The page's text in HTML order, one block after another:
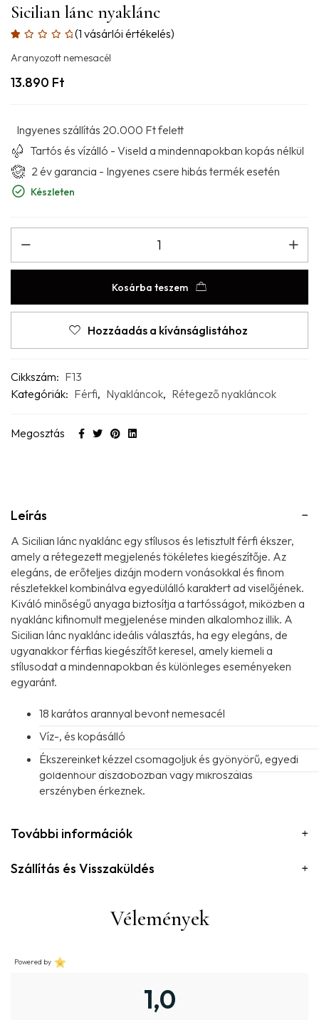
Sicilian lánc nyaklánc
(1 vásárlói értékelés)
Aranyozott nemesacél
13.890 Ft
Ingyenes szállítás 20.000 Ft felett
Tartós és vízálló - Viseld a mindennapokban kopás nélkül
2 év garancia - Ingyenes csere hibás termék esetén
Készleten
Kosárba teszem
Hozzáadás a kívánságlistához
Cikkszám: F13
Kategóriák: Férfi, Nyakláncok, Rétegező nyakláncok
Megosztás
Leírás
A Sicilian lánc nyaklánc egy stílusos és letisztult férfi ékszer,
amely a rétegezett megjelenés tökéletes kiegészítője. Az
elegáns, de erőteljes dizájn modern vonásokkal és finom
részletekkel kombinálva egyedülálló karaktert ad viselőjének.
Kiváló minőségű anyaga biztosítja a tartósságot, miközben a
nyaklánc kifinomult megjelenése minden alkalomhoz illik. A
Sicilian lánc nyaklánc ideális választás, ha egy elegáns, de
ugyanakkor férfias kiegészítőt keresel, amely kiemeli a
stílusodat a mindennapokban és különleges eseményeken
egyaránt.
18 karátos arannyal bevont nemesacél
Víz-, és kopásálló
Ékszereinket kézzel csomagoljuk és gyönyörű, egyedi
goldenhour díszdobozban vagy mikroszálas
erszényben érkeznek.
További információk
Szállítás és Visszaküldés
Vélemények
Powered by
1,0